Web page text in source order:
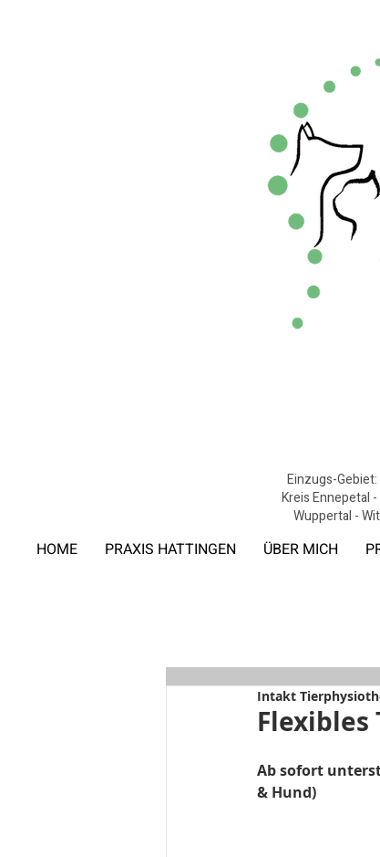
Einzugs-
Kreis Ennepetal
Wuppertal -
HOME PRAXIS HATTINGEN ÜBER MICH
Flexibles
Intakt
Ab sofort
& Hund)